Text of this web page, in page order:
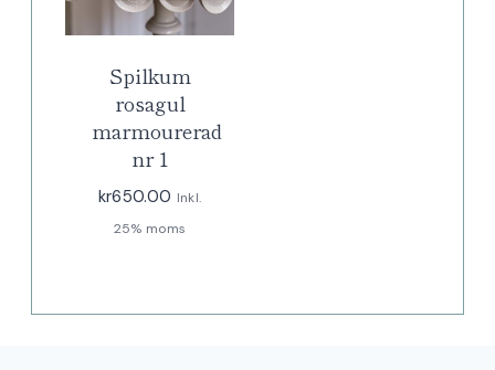
Spilkum
rosagul
marmourerad
nr 1
kr650.00 Inkl.
25% moms